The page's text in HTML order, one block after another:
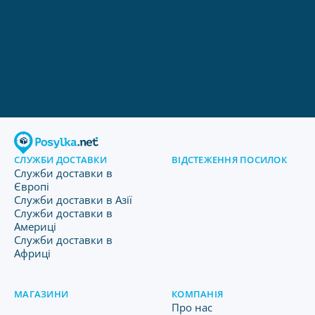
СЛУЖБИ ДОСТАВКИ
Служби доставки в
Європі
Служби доставки в Азії
Служби доставки в
Америці
Служби доставки в
Африці
ВІДСТЕЖЕННЯ ПОСИЛОК
МАГАЗИНИ КОМПАНІЯ
Про нас